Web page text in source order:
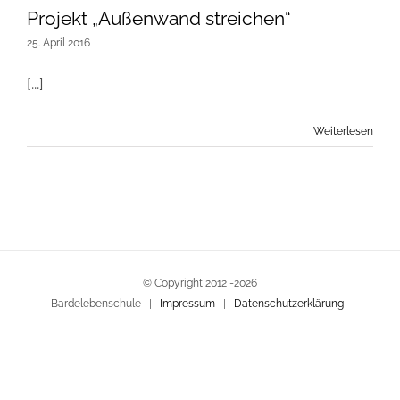
Projekt „Außenwand streichen“
25. April 2016
[...]
Weiterlesen
© Copyright 2012 -2026
Bardelebenschule | Impressum | Datenschutzerklärung